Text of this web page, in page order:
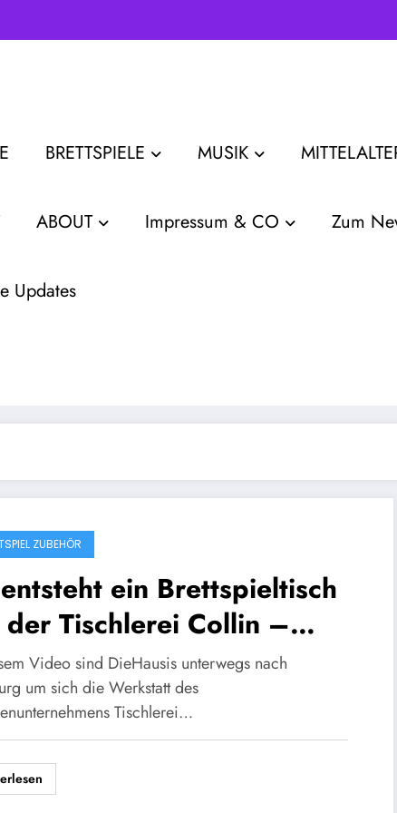
BRETTSPIELE MUSIK
ABOUT Impressum & CO Zum
Updates
ZUBEHÖR
ein Brettspieltisch
Tischlerei Collin –
unterwegs
Video sind DieHausis unterwegs nach
um sich die Werkstatt des
Tischlerei…